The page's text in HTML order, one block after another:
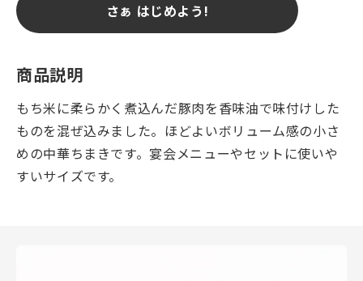
さぁ はじめよう!
商品説明
もち米に柔らかく煮込んだ豚肉を香味油で味付けした
ものを混ぜ込みました。ほどよいボリューム感の小さ
めの中華ちまきです。宴会メニューやセットに使いや
すいサイズです。